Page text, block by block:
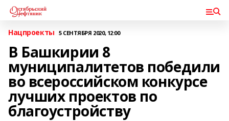
Нацпроекты 5 СЕНТЯБРЯ 2020, 12:00
В Башкирии 8
муниципалитетов победили
во всероссийском конкурсе
лучших проектов по
благоустройству